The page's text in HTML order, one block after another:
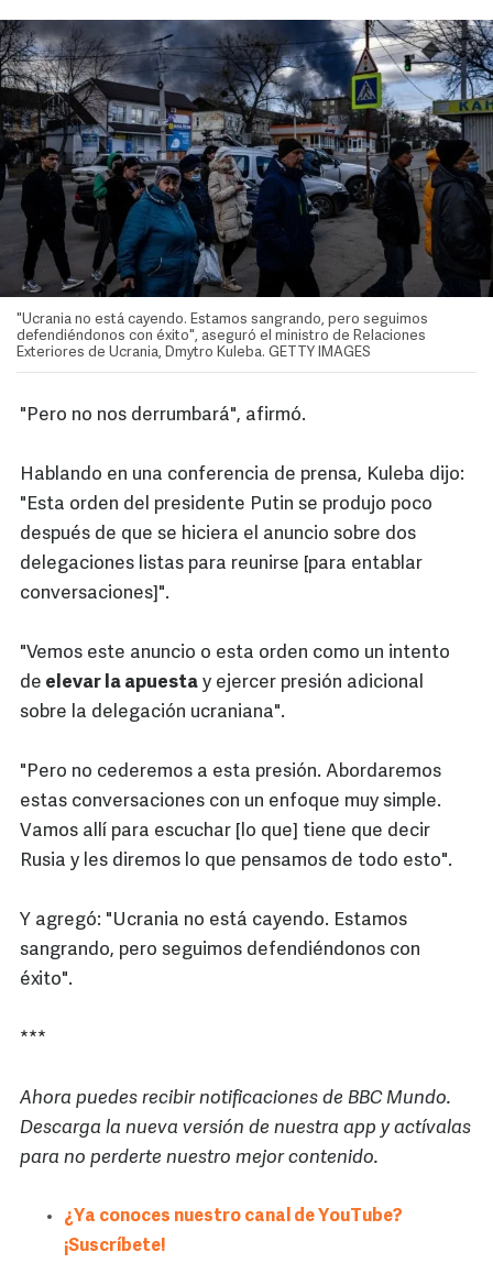
"Ucrania no está cayendo. Estamos sangrando, pero seguimos
defendiéndonos con éxito", aseguró el ministro de Relaciones
Exteriores de Ucrania, Dmytro Kuleba. GETTY IMAGES
"Pero no nos derrumbará", afirmó.
Hablando en una conferencia de prensa, Kuleba dijo:
"Esta orden del presidente Putin se produjo poco
después de que se hiciera el anuncio sobre dos
delegaciones listas para reunirse [para entablar
conversaciones]".
"Vemos este anuncio o esta orden como un intento
de elevar la apuesta y ejercer presión adicional
sobre la delegación ucraniana".
"Pero no cederemos a esta presión. Abordaremos
estas conversaciones con un enfoque muy simple.
Vamos allí para escuchar [lo que] tiene que decir
Rusia y les diremos lo que pensamos de todo esto".
Y agregó: "Ucrania no está cayendo. Estamos
sangrando, pero seguimos defendiéndonos con
éxito".
***
Ahora puedes recibir notificaciones de BBC Mundo.
Descarga la nueva versión de nuestra app y actívalas
para no perderte nuestro mejor contenido.
¿Ya conoces nuestro canal de YouTube?
¡Suscríbete!